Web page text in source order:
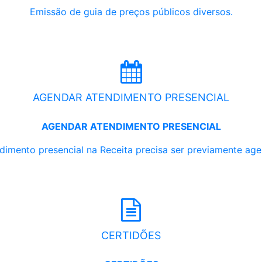
Emissão de guia de preços públicos diversos.
AGENDAR ATENDIMENTO PRESENCIAL
AGENDAR ATENDIMENTO PRESENCIAL
presencial na Receita precisa ser previamente
CERTIDÕES